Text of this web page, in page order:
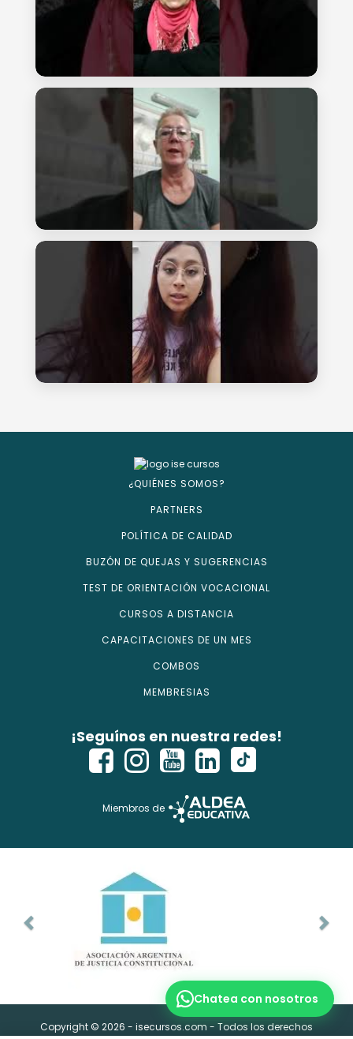
¿QUIÉNES SOMOS?
PARTNERS
POLÍTICA DE CALIDAD
BUZÓN DE QUEJAS Y SUGERENCIAS
TEST DE ORIENTACIÓN VOCACIONAL
CURSOS A DISTANCIA
CAPACITACIONES DE UN MES
COMBOS
MEMBRESIAS
¡Seguínos en nuestra redes!
Miembros de
Copyright © 2026 - isecursos.com - Todos los derechos
ISE CURSOS® es marca registrada. Instituto Nacional de la
Propiedad Industrial Ref Web. 1354274 y Expte. 2760614
Chatea con nosotros